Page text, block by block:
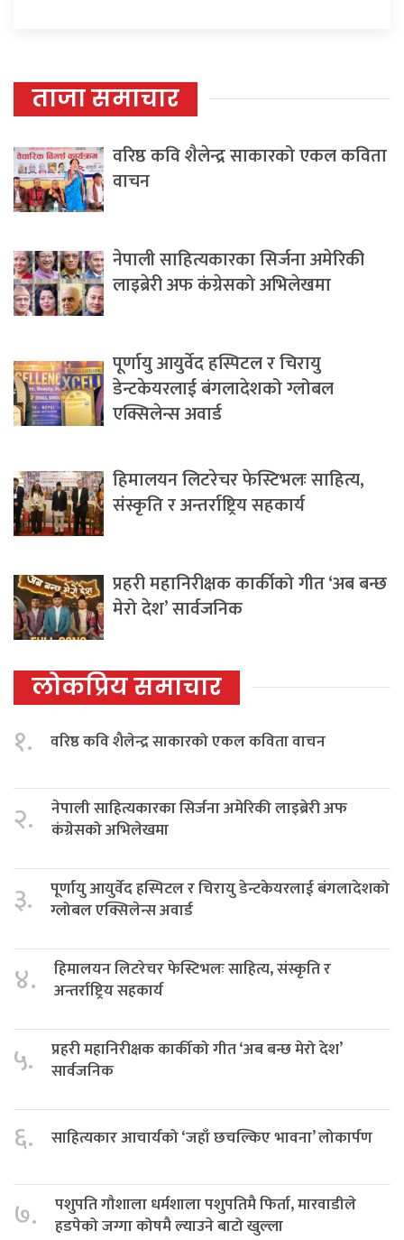
ताजा समाचार
वरिष्ठ कवि शैलेन्द्र साकारको एकल कविता
वाचन
नेपाली साहित्यकारका सिर्जना अमेरिकी
लाइब्रेरी अफ कंग्रेसको अभिलेखमा
पूर्णायु आयुर्वेद हस्पिटल र चिरायु
डेन्टकेयरलाई बंगलादेशको ग्लोबल
एक्सिलेन्स अवार्ड
हिमालयन लिटरेचर फेस्टिभलः साहित्य,
संस्कृति र अन्तर्राष्ट्रिय सहकार्य
प्रहरी महानिरीक्षक कार्कीको गीत ‘अब बन्छ
मेरो देश’ सार्वजनिक
लोकप्रिय समाचार
१. वरिष्ठ कवि शैलेन्द्र साकारको एकल कविता वाचन
२.
नेपाली साहित्यकारका सिर्जना अमेरिकी लाइब्रेरी अफ
कंग्रेसको अभिलेखमा
३.
पूर्णायु आयुर्वेद हस्पिटल र चिरायु डेन्टकेयरलाई बंगलादेशको
ग्लोबल एक्सिलेन्स अवार्ड
४.
हिमालयन लिटरेचर फेस्टिभलः साहित्य, संस्कृति र
अन्तर्राष्ट्रिय सहकार्य
५.
प्रहरी महानिरीक्षक कार्कीको गीत ‘अब बन्छ मेरो देश’
सार्वजनिक
६. साहित्यकार आचार्यको ‘जहाँ छचल्किए भावना’ लोकार्पण
७.
पशुपति गौशाला धर्मशाला पशुपतिमै फिर्ता, मारवाडीले
हडपेको जग्गा कोषमै ल्याउने बाटो खुल्ला